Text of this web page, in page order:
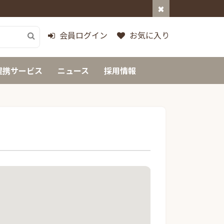
会員ログイン お気に入り
携サービス ニュース 採用情報